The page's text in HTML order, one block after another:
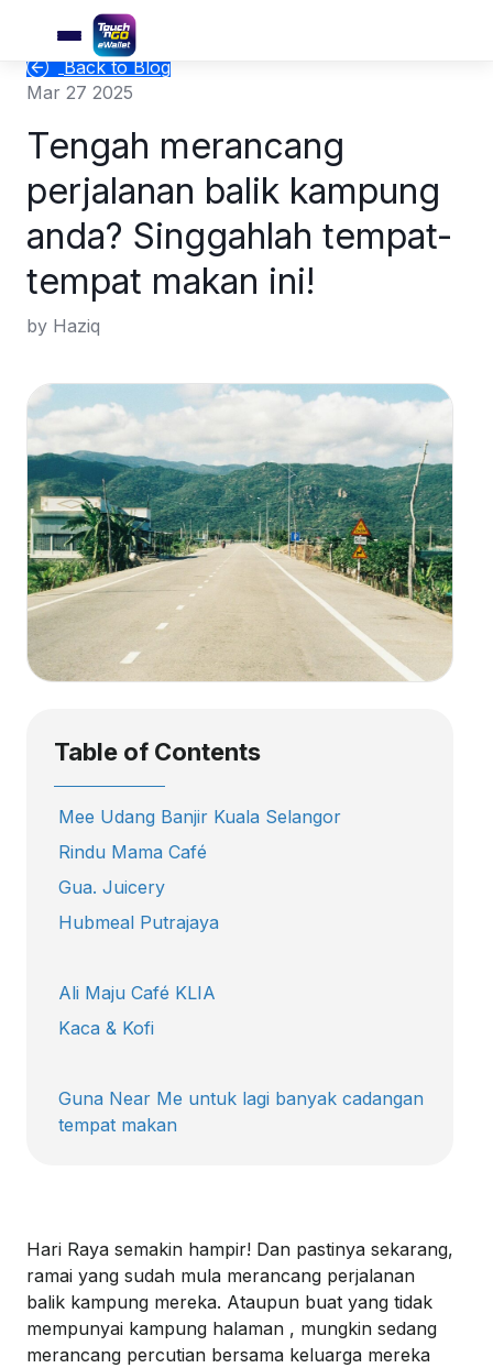
Back to Blog
Mar 27 2025
Tengah merancang
perjalanan balik kampung
anda? Singgahlah tempat-
tempat makan ini!
by Haziq
Table of Contents
Mee Udang Banjir Kuala Selangor
Rindu Mama Café
Gua. Juicery
Hubmeal Putrajaya
Ali Maju Café KLIA
Kaca & Kofi
Guna Near Me untuk lagi banyak cadangan
tempat makan
Hari Raya semakin hampir! Dan pastinya sekarang,
ramai yang sudah mula merancang perjalanan
balik kampung mereka. Ataupun buat yang tidak
mempunyai kampung halaman , mungkin sedang
merancang percutian bersama keluarga mereka